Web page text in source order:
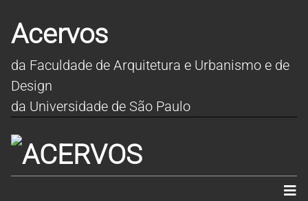
Acervos
da Faculdade de Arquitetura e Urbanismo e de
Design
da Universidade de São Paulo